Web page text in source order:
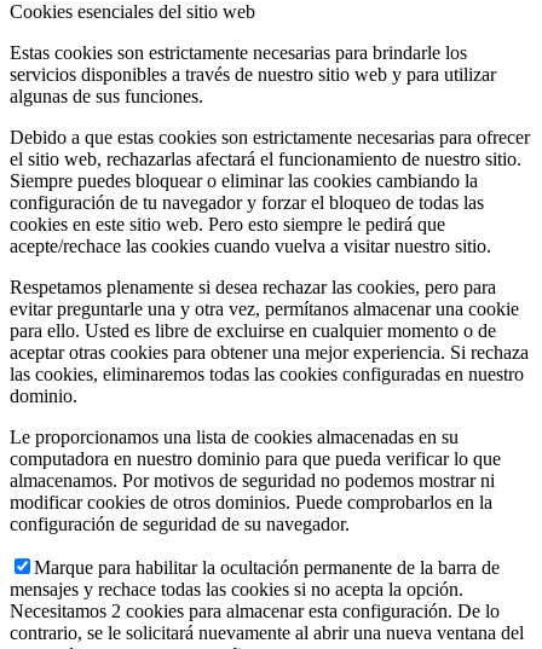
Cookies esenciales del sitio web
Estas cookies son estrictamente necesarias para brindarle los
servicios disponibles a través de nuestro sitio web y para utilizar
algunas de sus funciones.
Debido a que estas cookies son estrictamente necesarias para ofrecer
el sitio web, rechazarlas afectará el funcionamiento de nuestro sitio.
Siempre puedes bloquear o eliminar las cookies cambiando la
configuración de tu navegador y forzar el bloqueo de todas las
cookies en este sitio web. Pero esto siempre le pedirá que
acepte/rechace las cookies cuando vuelva a visitar nuestro sitio.
Respetamos plenamente si desea rechazar las cookies, pero para
evitar preguntarle una y otra vez, permítanos almacenar una cookie
para ello. Usted es libre de excluirse en cualquier momento o de
aceptar otras cookies para obtener una mejor experiencia. Si rechaza
las cookies, eliminaremos todas las cookies configuradas en nuestro
dominio.
Le proporcionamos una lista de cookies almacenadas en su
computadora en nuestro dominio para que pueda verificar lo que
almacenamos. Por motivos de seguridad no podemos mostrar ni
modificar cookies de otros dominios. Puede comprobarlos en la
configuración de seguridad de su navegador.
Marque para habilitar la ocultación permanente de la barra de
mensajes y rechace todas las cookies si no acepta la opción.
Necesitamos 2 cookies para almacenar esta configuración. De lo
contrario, se le solicitará nuevamente al abrir una nueva ventana del